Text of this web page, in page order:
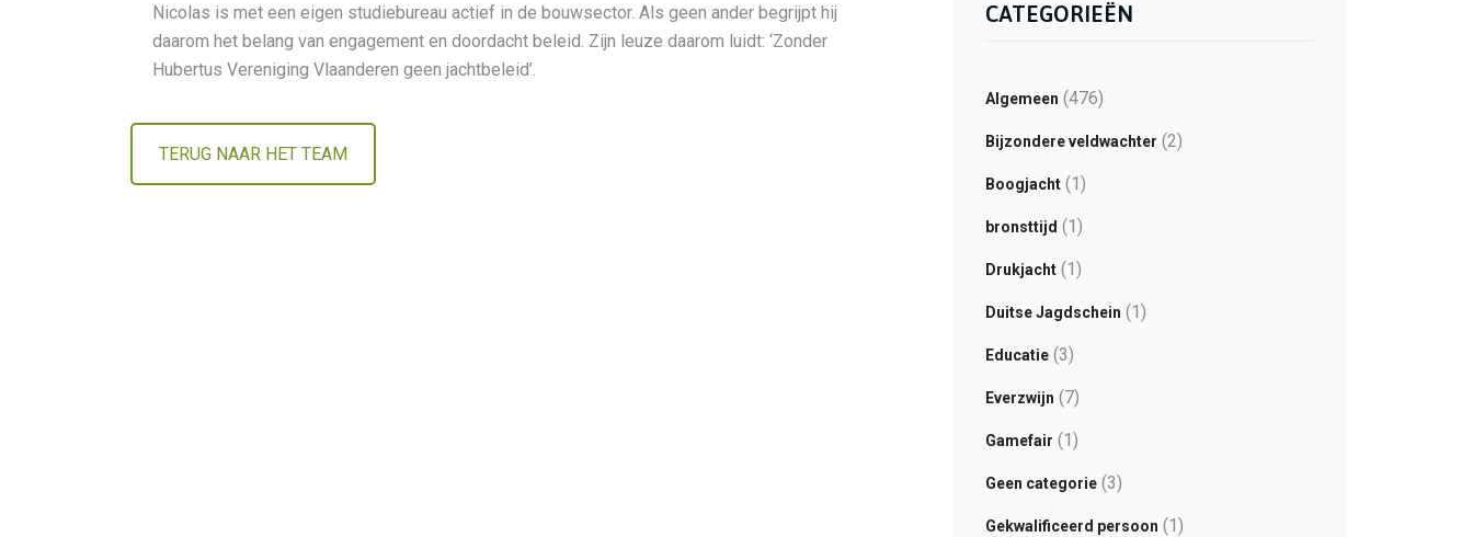
Nicolas is met een eigen studiebureau actief in de bouwsector. Als geen ander begrijpt hij
daarom het belang van engagement en doordacht beleid. Zijn leuze daarom luidt: ‘Zonder
Hubertus Vereniging Vlaanderen geen jachtbeleid’.
TERUG NAAR HET TEAM
CATEGORIEËN
Algemeen (476)
Bijzondere veldwachter (2)
Boogjacht(1)
bronsttijd (1)
Drukjacht(1)
Duitse Jagdschein (1)
Educatie(3)
Everzwijn (7)
Gamefair (1)
Geen categorie(3)
Gekwalificeerd persoon (1)